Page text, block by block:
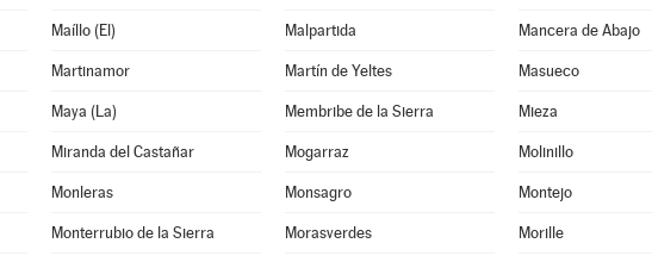
Maíllo (El) Malpartida Mancera de Abajo
Martinamor Martín de Yeltes Masueco
Maya (La) Membribe de la Sierra Mieza
Miranda del Castañar Mogarraz Molinillo
Monleras Monsagro Montejo
Monterrubio de la Sierra Morasverdes Morille